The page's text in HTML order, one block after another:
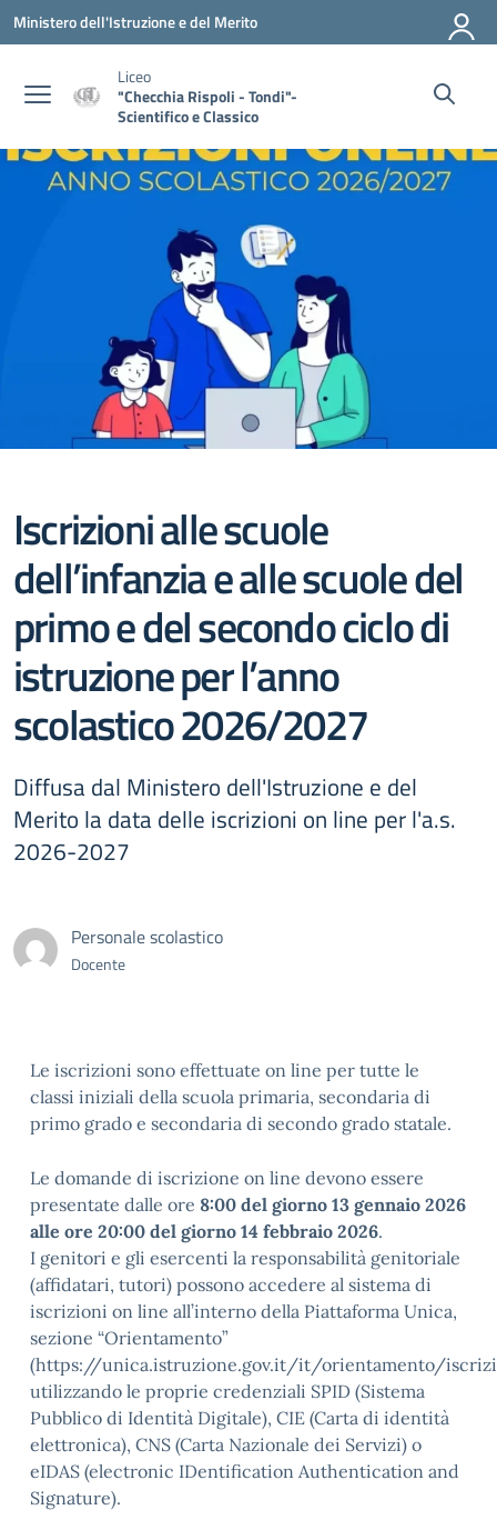
Vai ai contenuti
Vai al menu di navigazione
Vai al footer
Ministero dell'Istruzione e del Merito
Liceo
"Checchia Rispoli - Tondi"-
Scientifico e Classico
Iscrizioni alle scuole
dell’infanzia e alle scuole del
primo e del secondo ciclo di
istruzione per l’anno
scolastico 2026/2027
Diffusa dal Ministero dell'Istruzione e del
Merito la data delle iscrizioni on line per l'a.s.
2026-2027
Personale scolastico
Docente
Le iscrizioni sono effettuate on line per tutte le
classi iniziali della scuola primaria, secondaria di
primo grado e secondaria di secondo grado statale.
Le domande di iscrizione on line devono essere
presentate dalle ore 8:00 del giorno 13 gennaio 2026
alle ore 20:00 del giorno 14 febbraio 2026.
I genitori e gli esercenti la responsabilità genitoriale
(affidatari, tutori) possono accedere al sistema di
iscrizioni on line all’interno della Piattaforma Unica,
sezione “Orientamento”
(https://unica.istruzione.gov.it/it/orientamento/
utilizzando le proprie credenziali SPID (Sistema
Pubblico di Identità Digitale), CIE (Carta di identità
elettronica), CNS (Carta Nazionale dei Servizi) o
eIDAS (electronic IDentification Authentication and
Signature).